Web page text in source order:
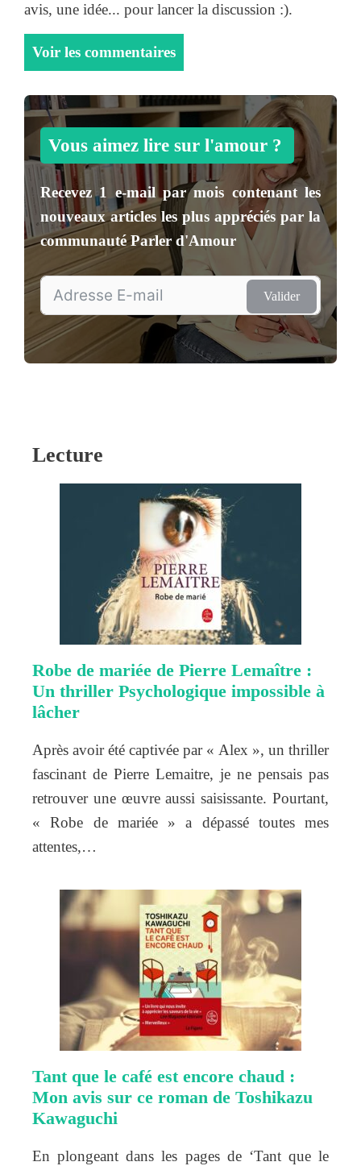
avis, une idée... pour lancer la discussion :).
Voir les commentaires
Vous aimez lire sur l'amour ?
Recevez1 e-mail par mois contenant les
nouveaux articles les plus appréciés par la
communautéParler d'Amour
Valider
Lecture
Robe de mariée de Pierre Lemaître :
Un thriller Psychologique impossible à
lâcher
Après avoir été captivée par « Alex », un thriller
fascinant de Pierre Lemaitre, je ne pensais pas
retrouver une œuvre aussi saisissante. Pourtant,
« Robe de mariée » a dépassé toutes mes
attentes,…
Tant que le café est encore chaud :
Mon avis sur ce roman de Toshikazu
Kawaguchi
En plongeant dans les pages de ‘Tant que le